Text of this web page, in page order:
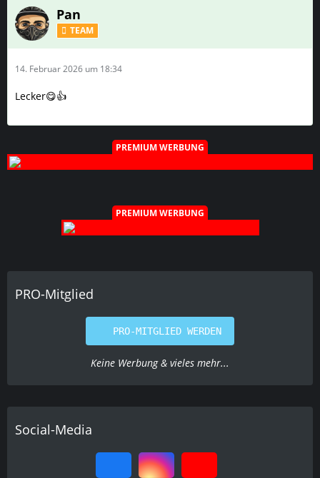
Pan
TEAM
14. Februar 2026 um 18:34
Lecker😋👍
PREMIUM WERBUNG
PREMIUM WERBUNG
PRO-Mitglied
PRO-MITGLIED WERDEN
Keine Werbung & vieles mehr...
Social-Media